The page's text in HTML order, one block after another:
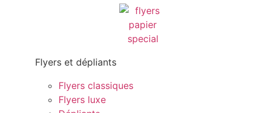
Flyers et dépliants
Flyers classiques
Flyers luxe